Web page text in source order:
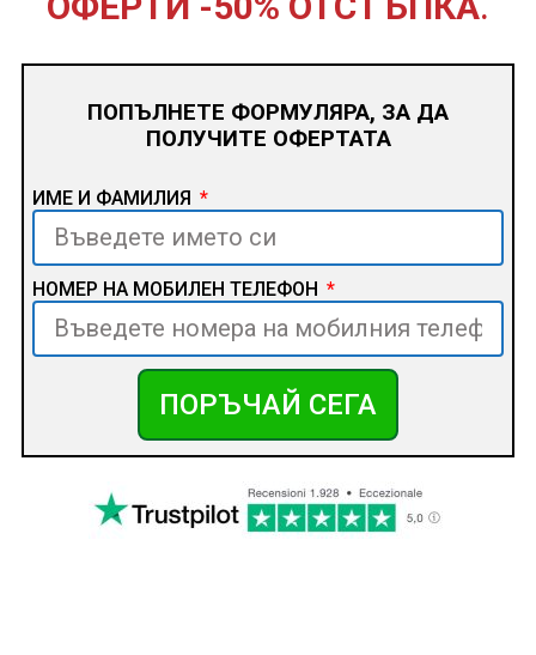
ПОПЪЛНЕТЕ ФОРМУЛЯРА, ЗА ДА
ПОЛУЧИТЕ ОФЕРТАТА
ИМЕ И ФАМИЛИЯ
НОМЕР НА МОБИЛЕН ТЕЛЕФОН
ПОРЪЧАЙ СЕГА